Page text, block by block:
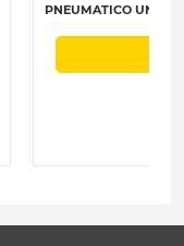
PNEUMATICO